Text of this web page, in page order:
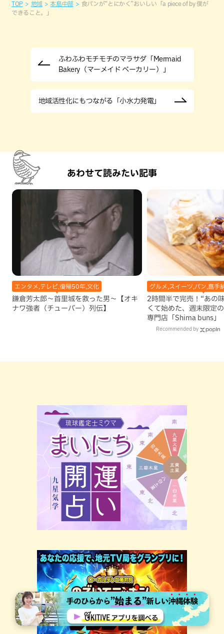
TOP 地域 本島中部
食パンが“とにかく”おいしい「a piece of by 僕が
できること。」
ふわふわモチモチのマラサダ「Mermaid
Bakery（マーメイド ベーカリー）」
地域活性化にもつながる「小水力発電」
あわせて読みたい記事
エンタメ,テレビ,復帰50年,文化
鎌倉芳太郎～首里城を救った男～【オキ
ナワ強者（チューバー）列伝】
グルメ,スイーツ,パン,嘉手
2時間半で完売！“あの
くて始めた、週末限定
専門店「Shima buns」
Recommended by